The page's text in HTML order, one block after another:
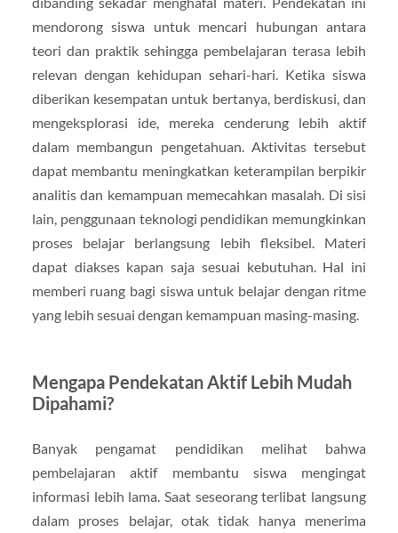
mendorong siswa untuk mencari hubungan antara
teori dan praktik sehingga pembelajaran terasa lebih
relevan dengan kehidupan sehari-hari. Ketika siswa
diberikan kesempatan untuk bertanya, berdiskusi, dan
mengeksplorasi ide, mereka cenderung lebih aktif
dalam membangun pengetahuan. Aktivitas tersebut
dapat membantu meningkatkan keterampilan berpikir
analitis dan kemampuan memecahkan masalah. Di sisi
lain, penggunaan teknologi pendidikan memungkinkan
proses belajar berlangsung lebih fleksibel. Materi
dapat diakses kapan saja sesuai kebutuhan. Hal ini
memberi ruang bagi siswa untuk belajar dengan ritme
yang lebih sesuai dengan kemampuan masing-masing.
Mengapa Pendekatan Aktif Lebih Mudah
Dipahami?
Banyak pengamat pendidikan melihat bahwa
pembelajaran aktif membantu siswa mengingat
informasi lebih lama. Saat seseorang terlibat langsung
dalam proses belajar, otak tidak hanya menerima